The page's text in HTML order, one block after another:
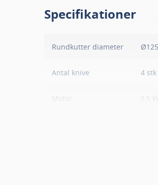
Specifikationer
Rundkutter diameter
Antal knive 4 stk
Motor 5,5